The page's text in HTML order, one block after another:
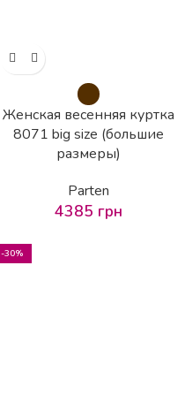
Женская весенняя куртка
8071 big size (большие
размеры)
Parten
4385 грн
-30%